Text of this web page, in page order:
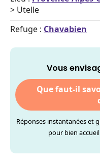
> Utelle
Refuge : Chavabien
Vous
Que faut-il
Réponses instantanées et
pour bien